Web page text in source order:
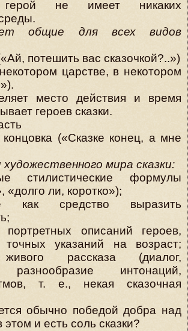
герой не имеет никаких
общие для всех видов
потешить вас сказочкой?..»)
царстве, в некотором
место действия и время
героев сказки.
(«Сказке конец, а мне
мира сказки:
стилистические формулы
ли, коротко»);
как средство выразить
портретных описаний героев,
указаний на возраст;
рассказа (диалог,
разнообразие интонаций,
т. е., некая сказочная
обычно победой добра над
и есть соль сказки?